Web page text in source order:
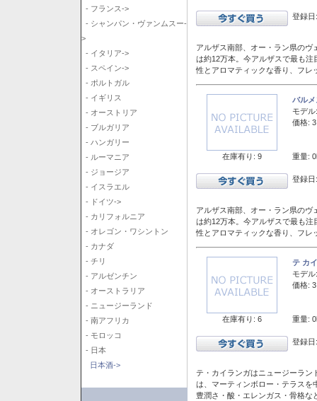
- フランス->
- シャンパン・ヴァンムスー-
>
- イタリア->
- スペイン->
- ポルトガル
- イギリス
- オーストリア
- ブルガリア
- ハンガリー
- ルーマニア
- ジョージア
- イスラエル
- ドイツ->
- カリフォルニア
- オレゴン・ワシントン
- カナダ
- チリ
- アルゼンチン
- オーストラリア
- ニュージーランド
- 南アフリカ
- モロッコ
- 日本
日本酒->
登録
アルザス南部、オー・ラン県の
は約12万本。今アルザスで最も
性とアロマティックな香り、フレ
在庫有り: 9
バル
モデル:
価格:
重量:
登録
アルザス南部、オー・ラン県の
は約12万本。今アルザスで最も
性とアロマティックな香り、フレ
在庫有り: 6
テ カ
モデル:
価格:
重量:
登録
テ・カイランガはニュージーラン
は、マーティンボロー・テラスを
豊潤さ・酸・エレンガス・骨格